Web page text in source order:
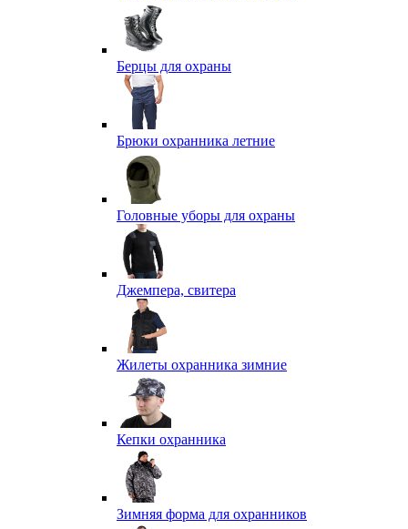
Берцы для охраны
Брюки охранника летние
Головные уборы для охраны
Джемпера, свитера
Жилеты охранника зимние
Кепки охранника
Зимняя форма для охранников